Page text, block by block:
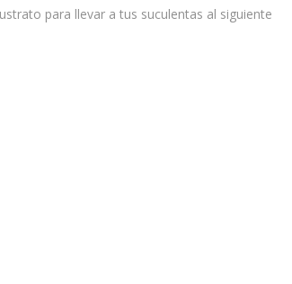
para llevar a tus suculentas al siguiente